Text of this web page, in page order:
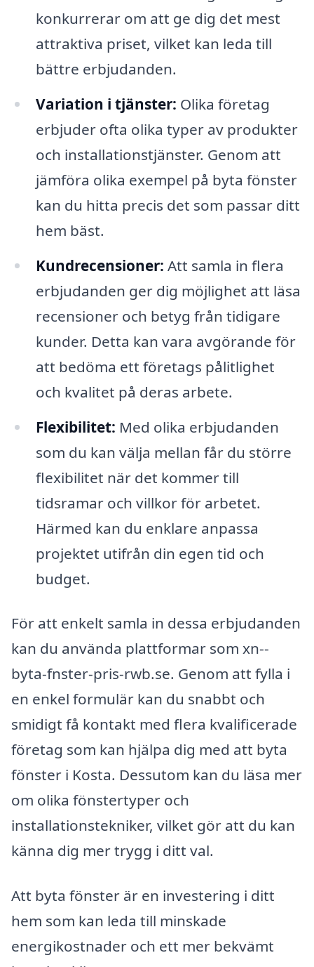
konkurrerar om att ge dig det mest
attraktiva priset, vilket kan leda till
bättre erbjudanden.
Variation i tjänster: Olika företag
erbjuder ofta olika typer av produkter
och installationstjänster. Genom att
jämföra olika exempel på byta fönster
kan du hitta precis det som passar ditt
hem bäst.
Kundrecensioner: Att samla in flera
erbjudanden ger dig möjlighet att läsa
recensioner och betyg från tidigare
kunder. Detta kan vara avgörande för
att bedöma ett företags pålitlighet
och kvalitet på deras arbete.
Flexibilitet: Med olika erbjudanden
som du kan välja mellan får du större
flexibilitet när det kommer till
tidsramar och villkor för arbetet.
Härmed kan du enklare anpassa
projektet utifrån din egen tid och
budget.
För att enkelt samla in dessa erbjudanden
kan du använda plattformar som xn--
byta-fnster-pris-rwb.se. Genom att fylla i
en enkel formulär kan du snabbt och
smidigt få kontakt med flera kvalificerade
företag som kan hjälpa dig med att byta
fönster i Kosta. Dessutom kan du läsa mer
om olika fönstertyper och
installationstekniker, vilket gör att du kan
känna dig mer trygg i ditt val.
Att byta fönster är en investering i ditt
hem som kan leda till minskade
energikostnader och ett mer bekvämt